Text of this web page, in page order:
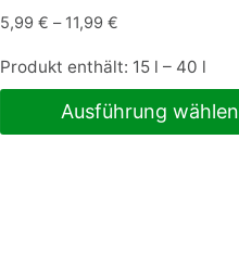
5,99 € – 11,99 €
Produkt enthält: 15 l – 40 l
Ausführung wählen